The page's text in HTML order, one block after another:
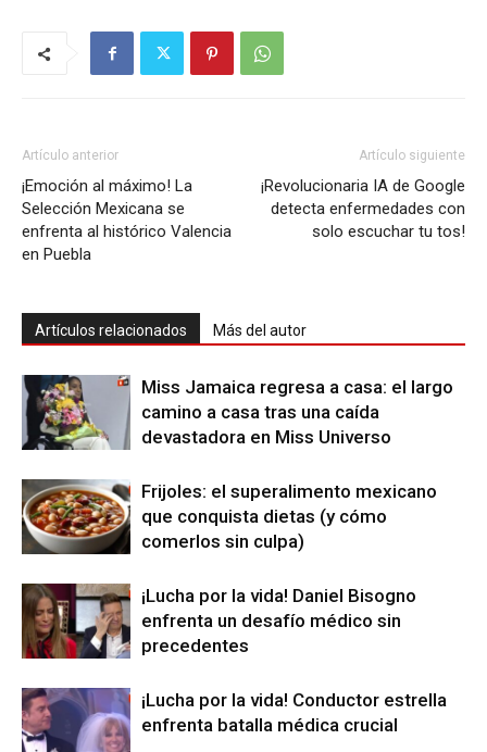
Artículo anterior
¡Emoción al máximo! La
Selección Mexicana se
enfrenta al histórico Valencia
en Puebla
Artículo siguiente
¡Revolucionaria IA de Google
detecta enfermedades con
solo escuchar tu tos!
Artículos relacionados Más del autor
Miss Jamaica regresa a casa: el largo
camino a casa tras una caída
devastadora en Miss Universo
Frijoles: el superalimento mexicano
que conquista dietas (y cómo
comerlos sin culpa)
¡Lucha por la vida! Daniel Bisogno
enfrenta un desafío médico sin
precedentes
¡Lucha por la vida! Conductor estrella
enfrenta batalla médica crucial